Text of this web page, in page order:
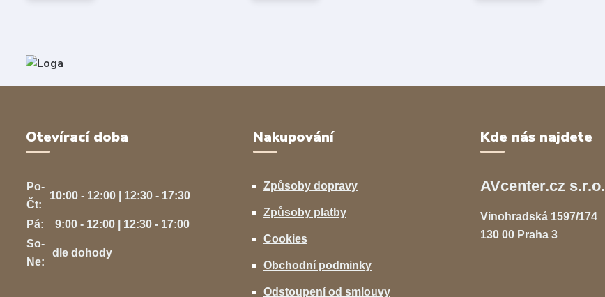
Otevírací doba
Po-
Čt:
10:00 - 12:00 | 12:30 - 17:30
Pá:
9:00 - 12:00 | 12:30 - 17:00
So-
Ne:
dle dohody
Nakupování
Způsoby dopravy
Způsoby platby
Cookies
Obchodní podminky
Odstoupení od smlouvy
Kde nás najdete
AVcenter.cz s.r.o.
Vinohradská 1597/174
130 00 Praha 3